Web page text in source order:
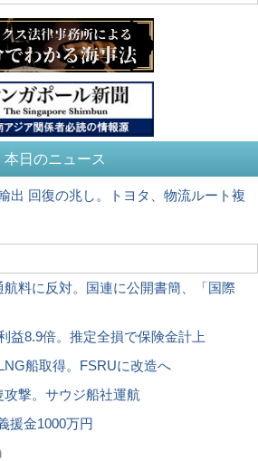
本日のニュース
出 回復の兆し。トヨタ、物流ルート複
航料に反対。国連に公開書簡、「国際
利益8.9倍。推定全損で保険金計上
LNG船取得。FSRUに改造へ
攻撃。サウジ船社運航
援金1000万円